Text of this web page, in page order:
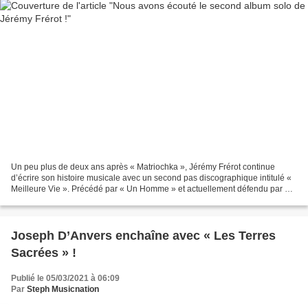
Un peu plus de deux ans après « Matriochka », Jérémy Frérot continue
d’écrire son histoire musicale avec un second pas discographique intitulé «
Meilleure Vie ». Précédé par « Un Homme » et actuellement défendu par «
Joseph D’Anvers enchaîne avec « Les Terres
Sacrées » !
Publié le 05/03/2021 à 06:09
Par Steph Musicnation